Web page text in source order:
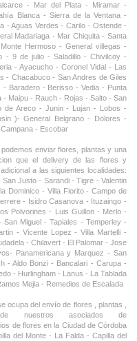
- Mar del Plata - Miramar -
Blanca - Sierra de la Ventana -
- Aguas Verdes - Carilo - Ostende -
Madariaga - Mar Chiquita - Santa
Hermoso - General villegas -
- 9 de julio - Saladillo - Chivilcoy -
- Ayacucho - Coronel Vidal - Las
- Chacabuco - San Andres de Giles
Baradero - Berisso - Vedia - Punta
Maipu - Rauch - Rojas - Salto - San
de Areco - Junin - Lujan - Lobos -
)- General Belgrano - Dolores -
- Escobar
enviar flores, plantas y una
que el delivery de las flores y
a las siguientes localidades:
Justo - Sarandi - Tigre - Valentin
Dominico - Villa Fiorito - Campo de
- Isidro Casanova - Ituzaingo -
Polvorines - Luis Guillon - Merlo -
Miguel - Tapiales - Temperley -
- Vicente Lopez - Villa Martelli -
- Chilavert - El Palomar - Jose
Panamericana y Marquez - San
- Aldo Bonzi - Bancalari - Carupa -
- Hurlingham - Lanus - La Tablada
Mejia - Remedios de Escalada
ocupa del envío de flores , plantas ,
nuestros asociados de
de flores en la Ciudad de Córdoba
del Monte - La Falda - Capilla del